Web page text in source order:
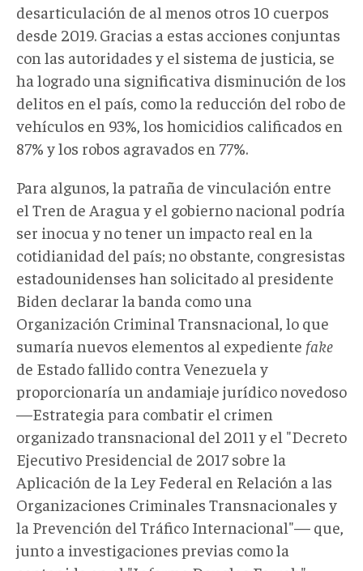
desarticulación de al menos otros 10 cuerpos
desde 2019. Gracias a estas acciones conjuntas
con las autoridades y el sistema de justicia, se
ha logrado una significativa disminución de los
delitos en el país, como la reducción del robo de
vehículos en 93%, los homicidios calificados en
87% y los robos agravados en 77%.
Para algunos, la patraña de vinculación entre
el Tren de Aragua y el gobierno nacional podría
ser inocua y no tener un impacto real en la
cotidianidad del país; no obstante, congresistas
estadounidenses han solicitado al presidente
Biden declarar la banda como una
Organización Criminal Transnacional, lo que
sumaría nuevos elementos al expediente fake
de Estado fallido contra Venezuela y
proporcionaría un andamiaje jurídico novedoso
—Estrategia para combatir el crimen
organizado transnacional del 2011 y el "Decreto
Ejecutivo Presidencial de 2017 sobre la
Aplicación de la Ley Federal en Relación a las
Organizaciones Criminales Transnacionales y
la Prevención del Tráfico Internacional"— que,
junto a investigaciones previas como la